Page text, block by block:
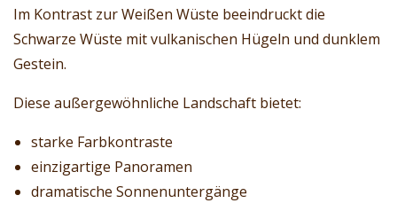
Im Kontrast zur Weißen Wüste beeindruckt die
Schwarze Wüste mit vulkanischen Hügeln und dunklem
Gestein.
Diese außergewöhnliche Landschaft bietet:
starke Farbkontraste
einzigartige Panoramen
dramatische Sonnenuntergänge